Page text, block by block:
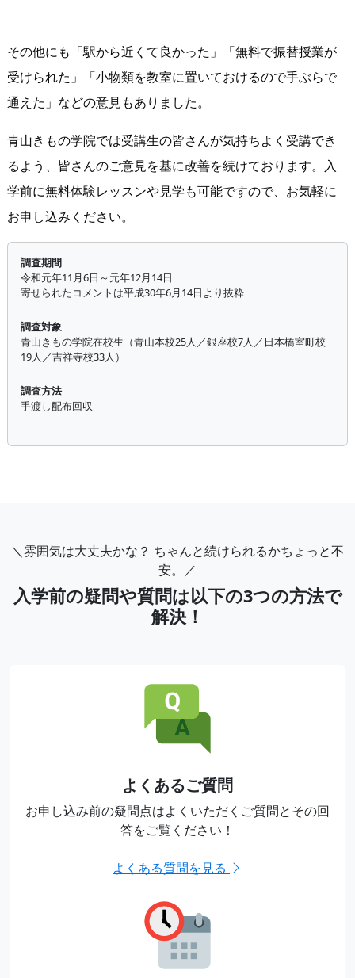
その他にも「駅から近くて良かった」「無料で振替授業が
受けられた」「小物類を教室に置いておけるので手ぶらで
通えた」などの意見もありました。
青山きもの学院では受講生の皆さんが気持ちよく受講でき
るよう、皆さんのご意見を基に改善を続けております。入
学前に無料体験レッスンや見学も可能ですので、お気軽に
お申し込みください。
調査期間
令和元年11月6日～元年12月14日
寄せられたコメントは平成30年6月14日より抜粋
調査対象
青山きもの学院在校生（青山本校25人／銀座校7人／日本橋室町校
19人／吉祥寺校33人）
調査方法
手渡し配布回収
＼雰囲気は大丈夫かな？ ちゃんと続けられるかちょっと不
安。／
入学前の疑問や質問は以下の3つの方法で
解決！
よくあるご質問
お申し込み前の疑問点はよくいただくご質問とその回
答をご覧ください！
よくある質問を見る